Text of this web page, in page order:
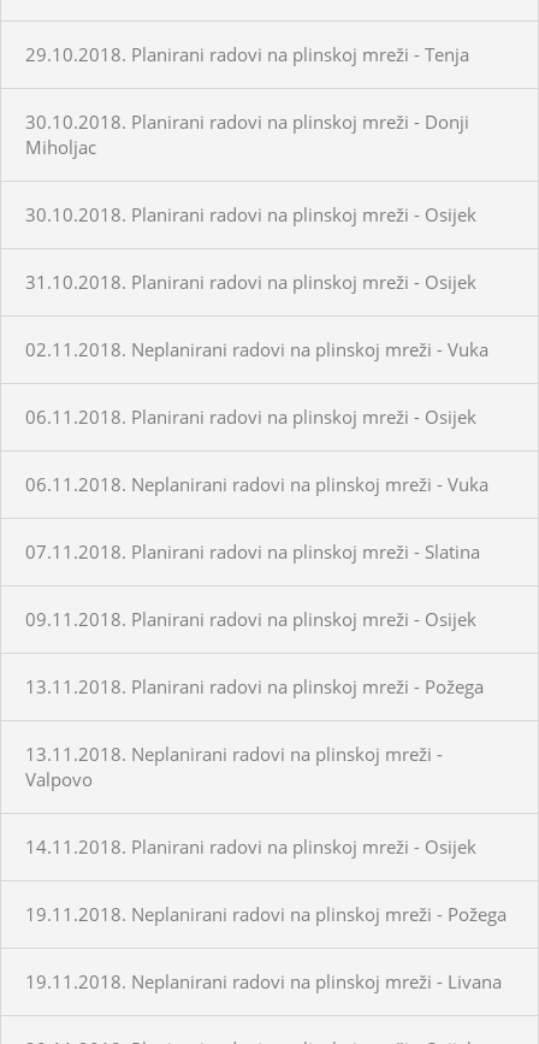
29.10.2018. Planirani radovi na plinskoj mreži - Tenja
30.10.2018. Planirani radovi na plinskoj mreži - Donji
Miholjac
30.10.2018. Planirani radovi na plinskoj mreži - Osijek
31.10.2018. Planirani radovi na plinskoj mreži - Osijek
02.11.2018. Neplanirani radovi na plinskoj mreži - Vuka
06.11.2018. Planirani radovi na plinskoj mreži - Osijek
06.11.2018. Neplanirani radovi na plinskoj mreži - Vuka
07.11.2018. Planirani radovi na plinskoj mreži - Slatina
09.11.2018. Planirani radovi na plinskoj mreži - Osijek
13.11.2018. Planirani radovi na plinskoj mreži - Požega
13.11.2018. Neplanirani radovi na plinskoj mreži -
Valpovo
14.11.2018. Planirani radovi na plinskoj mreži - Osijek
19.11.2018. Neplanirani radovi na plinskoj mreži - Požega
19.11.2018. Neplanirani radovi na plinskoj mreži - Livana